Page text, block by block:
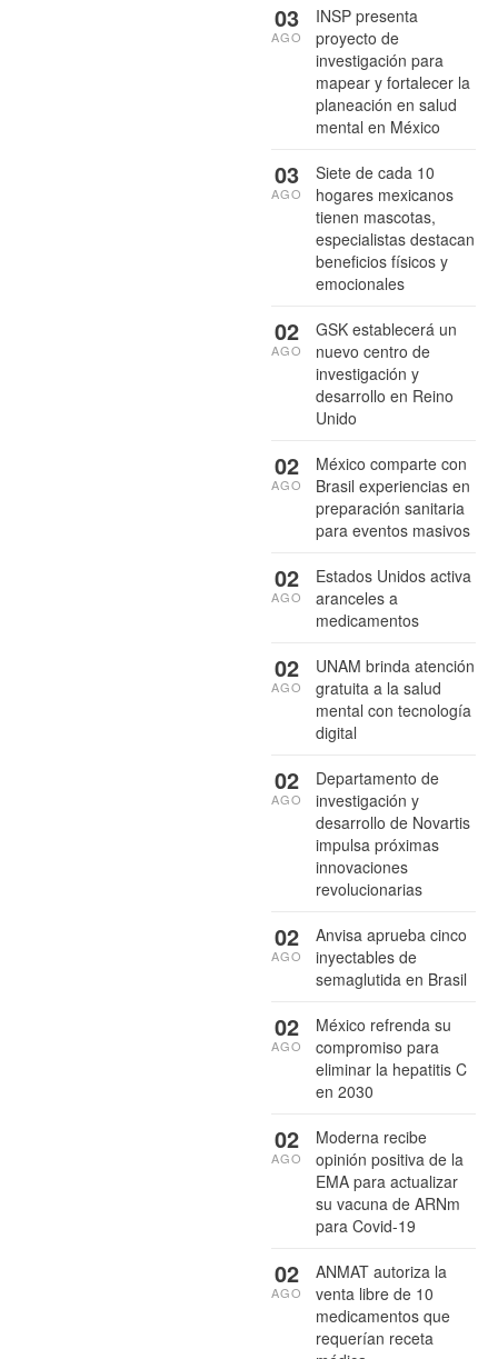
INSP presenta
proyecto de
investigación para
mapear y fortalecer la
planeación en salud
mental en México
03
AGO
Siete de cada 10
hogares mexicanos
tienen mascotas,
especialistas destacan
beneficios físicos y
emocionales
03
AGO
GSK establecerá un
nuevo centro de
investigación y
desarrollo en Reino
Unido
02
AGO
México comparte con
Brasil experiencias en
preparación sanitaria
para eventos masivos
02
AGO
Estados Unidos activa
aranceles a
medicamentos
02
AGO
UNAM brinda atención
gratuita a la salud
mental con tecnología
digital
02
AGO
Departamento de
investigación y
desarrollo de Novartis
impulsa próximas
innovaciones
revolucionarias
02
AGO
Anvisa aprueba cinco
inyectables de
semaglutida en Brasil
02
AGO
México refrenda su
compromiso para
eliminar la hepatitis C
en 2030
02
AGO
Moderna recibe
opinión positiva de la
EMA para actualizar
su vacuna de ARNm
para Covid-19
02
AGO
ANMAT autoriza la
venta libre de 10
medicamentos que
requerían receta
02
AGO